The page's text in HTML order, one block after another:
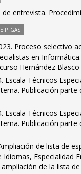
entrevista.
PTGAS
Proceso selectivo
en
Hernández Blasco
Escala Técnicos
Publicación parte
Escala Técnicos
Publicación parte
de lista de
Idiomas, Especialidad
de la lista